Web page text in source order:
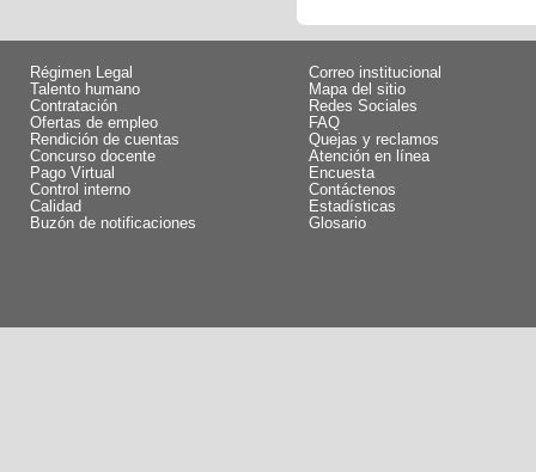
Régimen Legal
Talento humano
Contratación
Ofertas de empleo
Rendición de cuentas
Concurso docente
Pago Virtual
Control interno
Calidad
Buzón de notificaciones
Correo institucional
Mapa del sitio
Redes Sociales
FAQ
Quejas y reclamos
Atención en línea
Encuesta
Contáctenos
Estadísticas
Glosario